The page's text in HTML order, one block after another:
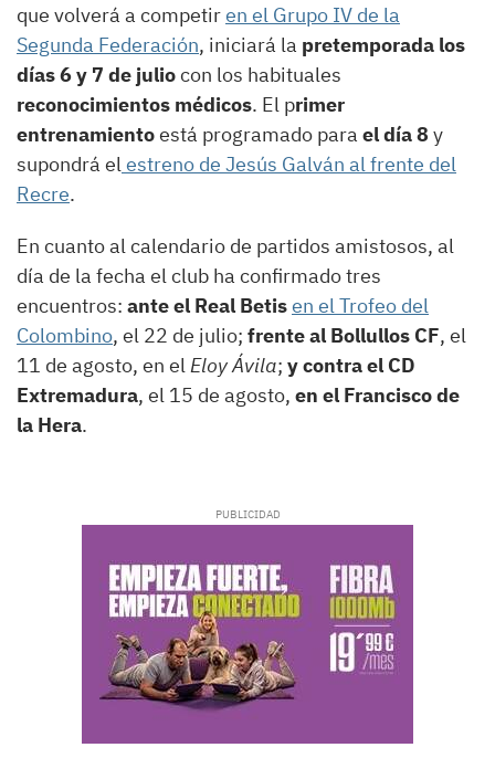
que volverá a competiren el Grupo IV de la
Segunda Federación, iniciará la pretemporada los
días 6 y 7 de juliocon los habituales
reconocimientos médicos. El primer
entrenamientoestá programado para el día 8 y
supondrá el estreno de Jesús Galván al frente del
Recre.
En cuanto al calendario de partidos amistosos, al
día de la fecha el club ha confirmado tres
encuentros: ante el Real Betisen el Trofeo del
Colombino, el 22 de julio; frente al Bollullos CF, el
11 de agosto, en el Eloy Ávila; y contra el CD
Extremadura, el 15 de agosto, en el Francisco de
la Hera.